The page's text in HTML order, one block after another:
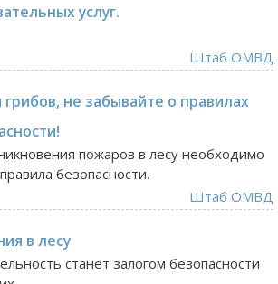
услуг.
Штаб ОМВД
не забывайте о правилах
пожаров в лесу необходимо
безопасности.
Штаб ОМВД
в лесу
станет залогом безопасности